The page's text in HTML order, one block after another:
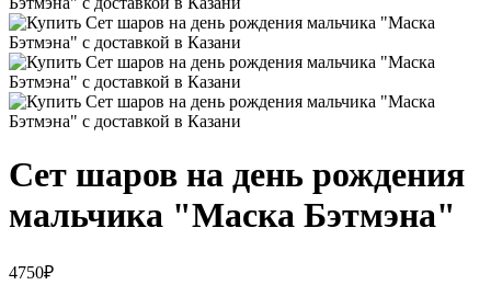
Сет шаров на день рождения
мальчика "Маска Бэтмэна"
4750₽